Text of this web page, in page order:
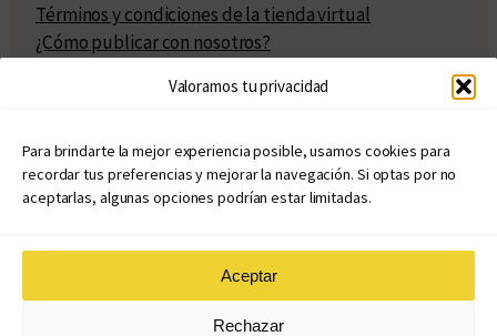
Valoramos tu privacidad
Para brindarte la mejor experiencia posible, usamos cookies para
recordar tus preferencias y mejorar la navegación. Si optas por no
aceptarlas, algunas opciones podrían estar limitadas.
Aceptar
Rechazar
Términos y condiciones de la tienda virtual
¿Cómo publicar con nosotros?
Políticas de publicación
Políticas de coedición
Atribuciones